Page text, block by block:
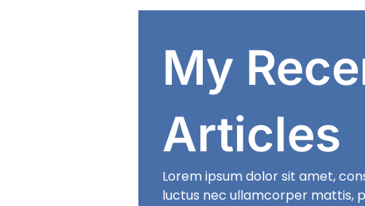
My
Articles
Lorem ipsum dolor sit amet,
luctus nec ullamcorper mattis,